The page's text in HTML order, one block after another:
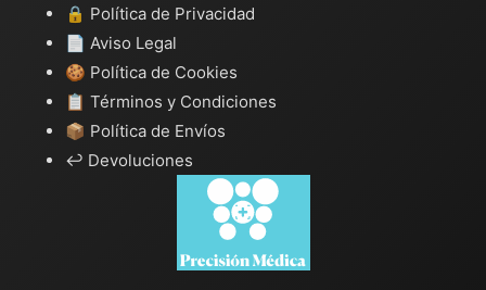
🔒 Política de Privacidad
📄 Aviso Legal
🍪 Política de Cookies
📋 Términos y Condiciones
📦 Política de Envíos
↩️ Devoluciones